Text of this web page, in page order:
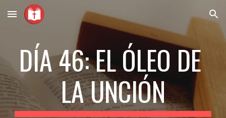
Skip to main content Skip to navigation
DÍA 46: EL ÓLEO DE
LA UNCIÓN